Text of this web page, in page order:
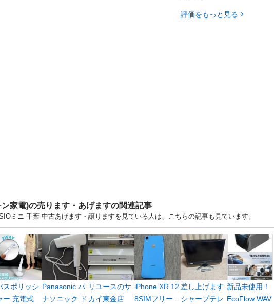
評価をもっと見る
家電)の売ります・あげますの関連記事
ミニ 千葉 中古あげます・譲りますを見ている人は、こちらの記事も見ています。
スポリッシ
ー 充電式
Panasonic パ
ナソニック ド
リユースのサ
カイ東金店
iPhone XR 12
8SIMフリー...
差し上げます
シャープテレ
新品未使用！
EcoFlow WAV